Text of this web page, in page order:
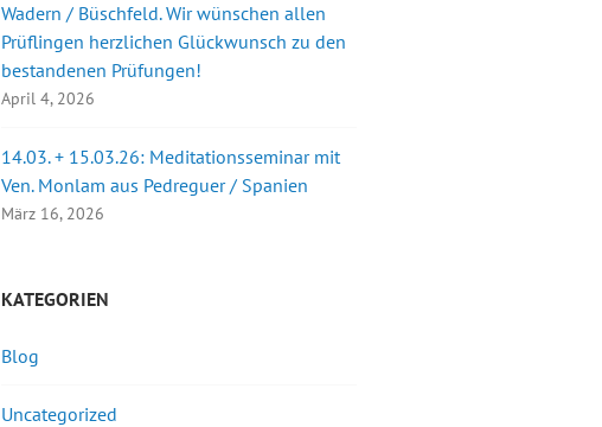
Wadern / Büschfeld. Wir wünschen allen
Prüflingen herzlichen Glückwunsch zu den
bestandenen Prüfungen!
April 4, 2026
14.03. + 15.03.26: Meditationsseminar mit
Ven. Monlam aus Pedreguer / Spanien
März 16, 2026
KATEGORIEN
Blog
Uncategorized